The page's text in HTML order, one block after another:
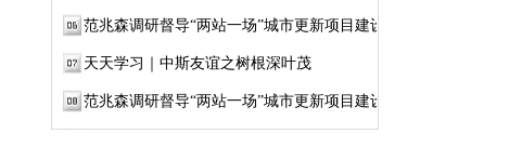
范兆森调研督导“两站一场”城市更新项目建设
天天学习｜中斯友谊之树根深叶茂
范兆森调研督导“两站一场”城市更新项目建设